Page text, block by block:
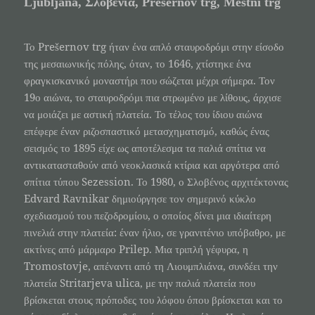
Το Prešernov trg ήταν ένα απλό σταυροδρόμι στην είσοδο
της μεσαιωνικής πόλης, όταν, το 1646, χτίστηκε ένα
φραγκισκανικό μοναστήρι που σώζεται μέχρι σήμερα. Τον
19ο αιώνα, το σταυροδρόμι πια στρωμένο με λίθους, άρχισε
να μοιάζει με αστική πλατεία. Το τέλος του ίδιου αιώνα
επέφερε έναν ριζοσπαστικό μετασχηματισμό, καθώς ένας
σεισμός το 1895 είχε ως αποτέλεσμα τα παλιά σπίτια να
αντικατασταθούν από νεοκλασικά κτίρια και αργότερα από
σπίτια τύπου Sezession. Το 1980, ο Σλοβένος αρχιτέκτονας
Edvard Ravnikar δημιούργησε τον σημερινό κύκλο
σχεδιασμού του πεζοδρομίου, ο οποίος δίνει μια ιδιαίτερη
πινελιά στην πλατεία: έναν ήλιο, σε γρανιτένιο υπόβαθρο, με
ακτίνες από μάρμαρο Prilep. Μια τριπλή γέφυρα, η
Tromostovje, απέναντι από τη Λιουμπλιάνα, συνδέει την
πλατεία Stritarjeva ulica, με την παλιά πλατεία που
βρίσκεται στους πρόποδες του λόφου όπου βρίσκεται και το